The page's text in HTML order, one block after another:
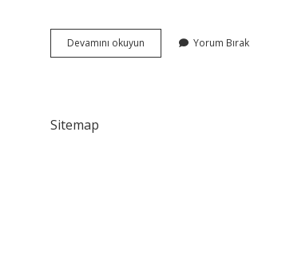
Devamını okuyun
Denince
Yorum Bırak
Sitemap